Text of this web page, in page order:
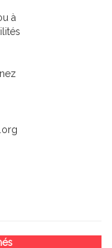
à